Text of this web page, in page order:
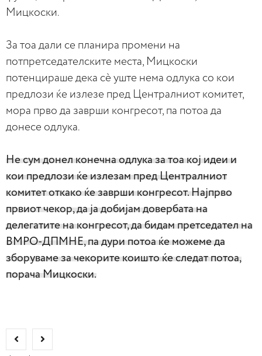
Мицкоски.
За тоа дали се планира промени на
потпретседателските места, Мицкоски
потенцираше дека сè уште нема одлука со кои
предлози ќе излезе пред Централниот комитет,
мора прво да заврши конгресот, па потоа да
донесе одлука.
Не сум донел конечна одлука за тоа кој идеи и
кои предлози ќе излезам пред Централниот
комитет откако ќе заврши конгресот. Најпрво
првиот чекор, да ја добијам довербата на
делегатите на конгресот, да бидам претседател на
ВМРО-ДПМНЕ, па дури потоа ќе можеме да
зборуваме за чекорите коишто ќе следат потоа,
порача Мицкоски.